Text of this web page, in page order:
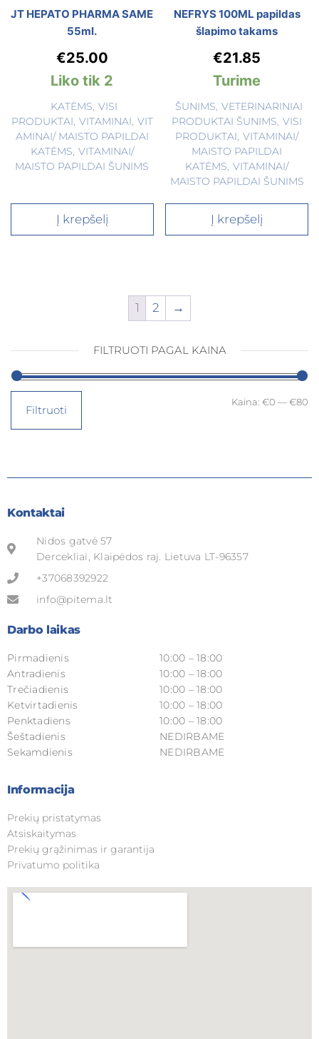
JT HEPATO PHARMA SAME
55ml.
€25.00
Liko tik 2
KATĖMS VISI
PRODUKTAI VITAMINAI VIT
AMINAI/ MAISTO PAPILDAI
KATĖMS VITAMINAI/
MAISTO PAPILDAI ŠUNIMS
Į krepšelį
NEFRYS 100ML papildas
šlapimo takams
€21.85
Turime
ŠUNIMS VETERINARINIAI
PRODUKTAI ŠUNIMS VISI
PRODUKTAI VITAMINAI/
MAISTO PAPILDAI
KATĖMS VITAMINAI/
MAISTO PAPILDAI ŠUNIMS
Į krepšelį
1 2 →
FILTRUOTI PAGAL KAINA
Filtruoti
Kaina: €0 —€80
Kontaktai
Nidos gatvė 57
Dercekliai, Klaipėdos raj. Lietuva LT-96357
+37068392922
info@pitema.lt
Darbo laikas
Pirmadienis
Antradienis
Trečiadienis
Ketvirtadienis
Penktadiens
Šeštadienis
Sekamdienis
10:00 – 18:00
10:00 – 18:00
10:00 – 18:00
10:00 – 18:00
10:00 – 18:00
NEDIRBAME
NEDIRBAME
Informacija
Prekių pristatymas
Atsiskaitymas
Prekių grąžinimas ir garantija
Privatumo politika